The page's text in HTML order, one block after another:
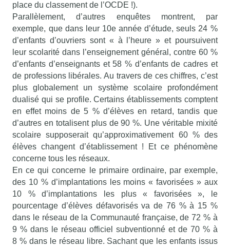
place du classement de l’OCDE !).
Parallèlement, d’autres enquêtes montrent, par
exemple, que dans leur 10e année d’étude, seuls 24 %
d’enfants d’ouvriers sont « à l’heure » et poursuivent
leur scolarité dans l’enseignement général, contre 60 %
d’enfants d’enseignants et 58 % d’enfants de cadres et
de professions libérales. Au travers de ces chiffres, c’est
plus globalement un système scolaire profondément
dualisé qui se profile. Certains établissements comptent
en effet moins de 5 % d’élèves en retard, tandis que
d’autres en totalisent plus de 90 %. Une véritable mixité
scolaire supposerait qu’approximativement 60 % des
élèves changent d’établissement ! Et ce phénomène
concerne tous les réseaux.
En ce qui concerne le primaire ordinaire, par exemple,
des 10 % d’implantations les moins « favorisées » aux
10 % d’implantations les plus « favorisées », le
pourcentage d’élèves défavorisés va de 76 % à 15 %
dans le réseau de la Communauté française, de 72 % à
9 % dans le réseau officiel subventionné et de 70 % à
8 % dans le réseau libre. Sachant que les enfants issus